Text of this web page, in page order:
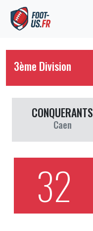
3ème Division
CONQUERANTS
Caen
32